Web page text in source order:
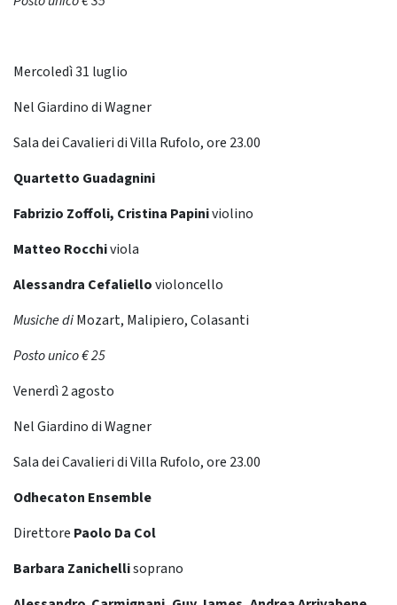
Mercoledì 31 luglio
Nel Giardino di Wagner
Sala dei Cavalieri di Villa Rufolo, ore 23.00
Quartetto Guadagnini
Fabrizio Zoffoli, Cristina Papiniviolino
Matteo Rocchiviola
Alessandra Cefaliellovioloncello
Musiche diMozart, Malipiero, Colasanti
Posto unico € 25
Venerdì 2 agosto
Nel Giardino di Wagner
Sala dei Cavalieri di Villa Rufolo, ore 23.00
Odhecaton Ensemble
Direttore Paolo Da Col
Barbara Zanichellisoprano